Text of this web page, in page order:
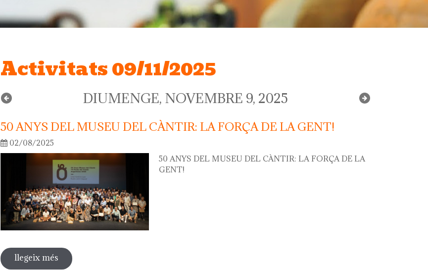
Activitats 09/11/2025
DIUMENGE, NOVEMBRE 9, 2025
50 ANYS DEL MUSEU DEL CÀNTIR: LA FORÇA DE LA GENT!
02/08/2025
50 ANYS DEL MUSEU DEL CÀNTIR: LA FORÇA DE LA
GENT!
llegeix més sobre 50 anys del museu del càntir: la força de la gent!